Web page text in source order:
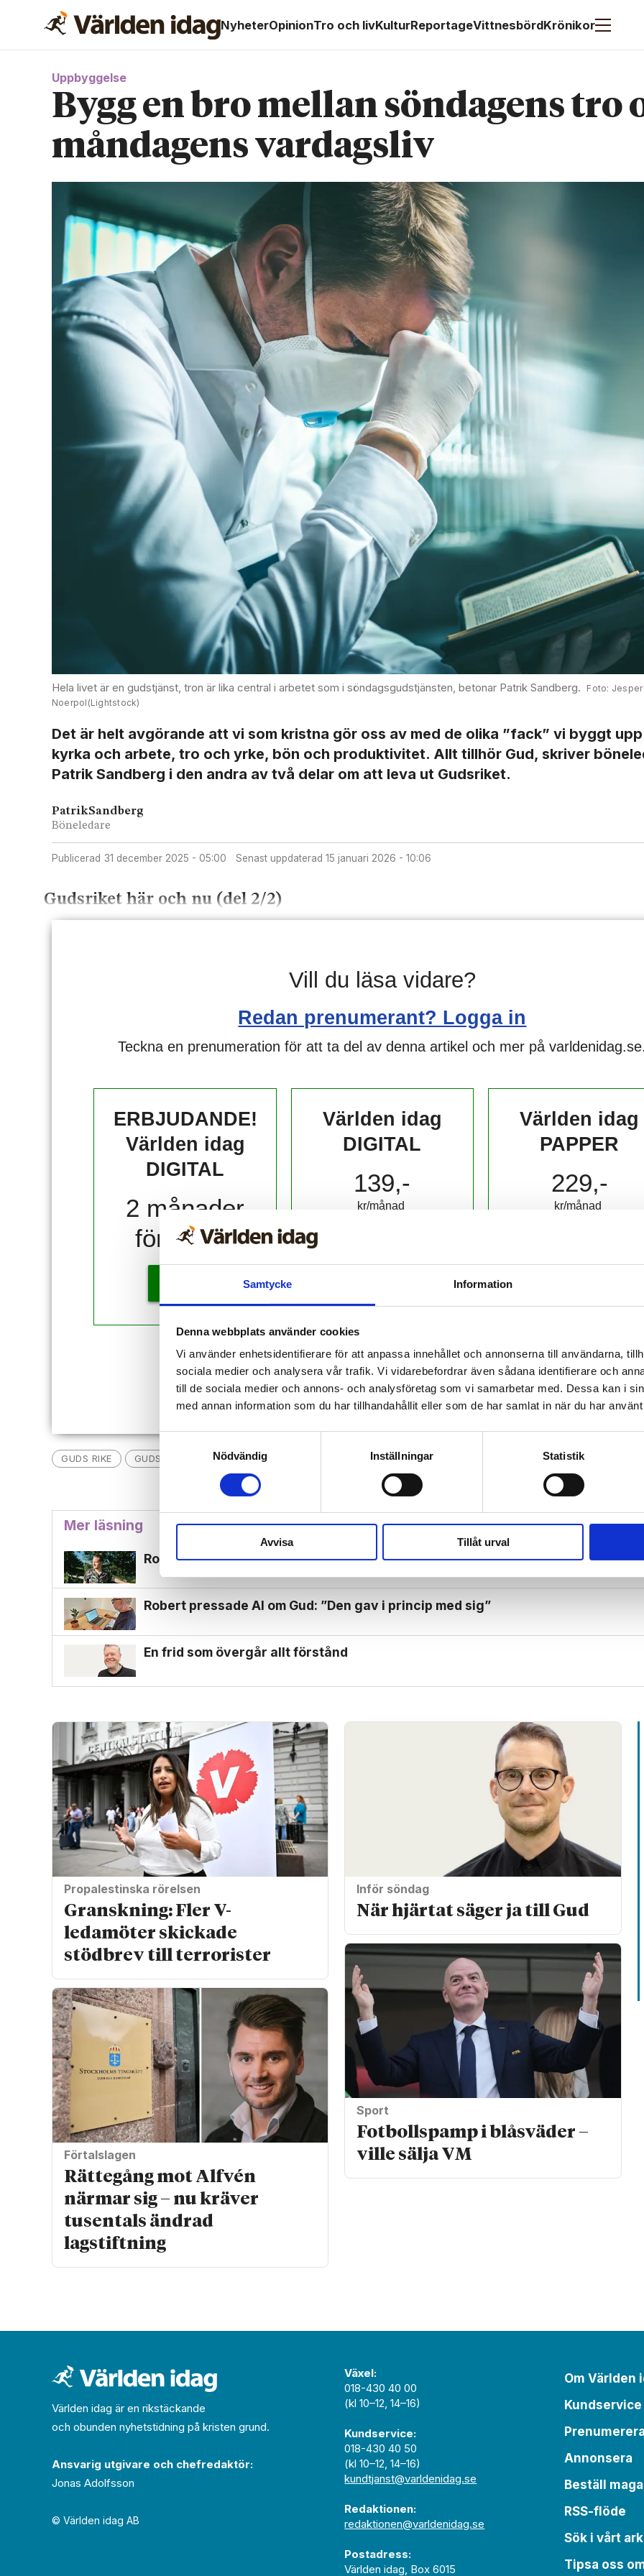
Samtycke Information
Denna webbplats använder cookies
Vi använder enhetsidentifierare för att anpassa innehållet och annonserna till användarna,
sociala medier och analysera vår trafik. Vi vidarebefordrar även sådana identifierare och
till de sociala medier och annons- och analysföretag som vi samarbetar med. Dessa kan i
med annan information som du har tillhandahållit eller som de har samlat in när du har
Samtyckesval
Nödvändig
Inställningar Statistik
Avvisa Tillåt urval
NyheterOpinionTro och livKulturReportageVittnesbördKrönikor
Uppbyggelse
Bygg en bro mellan söndagens tro
måndagens vardagsliv
Hela livet är en gudstjänst, tron är lika central i arbetet som i söndagsgudstjänsten, betonar Patrik Sandberg.
Noerpol(Lightstock)
Det är helt avgörande att vi som kristna gör oss av med de olika ”fack” vi byggt
kyrka och arbete, tro och yrke, bön och produktivitet. Allt tillhör Gud, skriver
Patrik Sandberg i den andra av två delar om att leva ut Gudsriket.
PatrikSandberg
Böneledare
Publicerad 31 december 2025 - 05:00 Senast uppdaterad 15 januari 2026 - 10:06
Gudsriket här och nu (del 2/2)
Vill du läsa vidare?
Redan prenumerant? Logga in
Teckna en prenumeration för att ta del av denna artikel och mer på
ERBJUDANDE!
Världen idag
DIGITAL
2 månader
för 10 kr!
Världen idag
DIGITAL
139,-
kr/månad ​​​​​​
Världen idag
PAPPER
229,-
kr/månad ​​​​​​
Redan prenumerant? Logga in
Mina Sidor
GUDS RIKE GUDSRIKET HÄR OCH NU - SERIE TRO OCH LIV-SERIE TRO OCH LIV
Mer läsning
Rockprofil: ”Lyssna på Gud i stället för att göra saker av tradition”
Robert pressade Al om Gud: ”Den gav i princip med sig”
En frid som övergår allt förstånd
Propalestinska rörelsen
Granskning: Fler V-
ledamöter skickade
stödbrev till terrorister
Förtalslagen
Rättegång mot Alfvén
närmar sig – nu kräver
tusentals ändrad
lagstiftning
Inför söndag
När hjärtat säger ja till Gud
Sport
Fotbollspamp i blåsväder –
ville sälja VM
Världen idag är en rikstäckande
och obunden nyhets­­­tidning på kristen grund.
Ansvarig utgivare och chef­redaktör:
Jonas Adolfsson
© Världen idag AB
Växel:
018-430 40 00
(kl 10–12, 14–16)
Kundservice:
018-430 40 50
(kl 10–12, 14–16)
kundtjanst@varldenidag.se
Redaktionen:
redaktionen@varldenidag.se
Postadress:
Världen idag, Box 6015
Om Världen
Kundservice
Annonsera
Beställ
RSS-flöde
Sök i vårt
Tipsa oss